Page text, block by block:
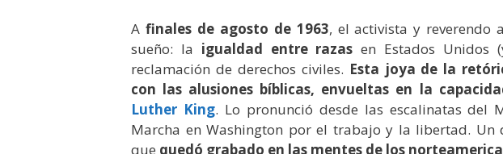
A finales de agosto de 1963, el activista y reverendo
sueño: la igualdad entre razas en Estados
reclamación de derechos civiles. Esta joya de la
con las alusiones bíblicas, envueltas en la
Luther King. Lo pronunció desde las escalinatas del
Marcha en Washington por el trabajo y la libertad. Un
que quedó grabado en las mentes de los